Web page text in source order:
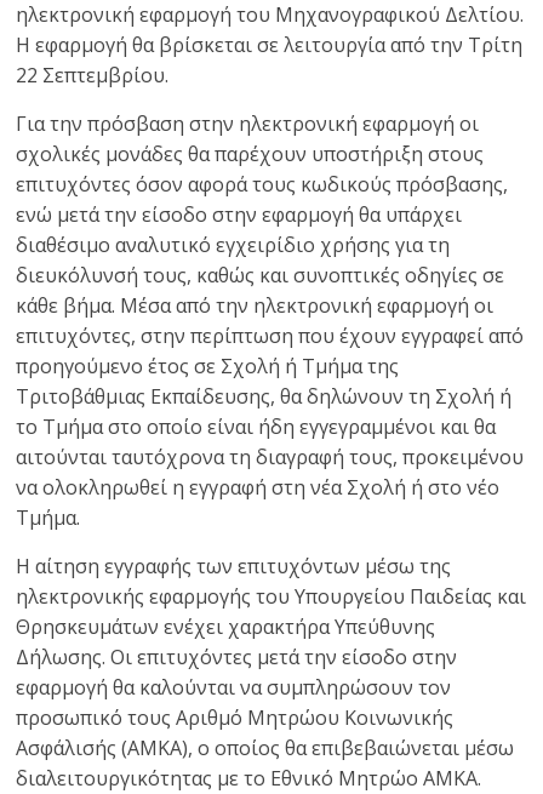
ηλεκτρονική εφαρμογή του Μηχανογραφικού Δελτίου.
Η εφαρμογή θα βρίσκεται σε λειτουργία από την Τρίτη
22 Σεπτεμβρίου.
Για την πρόσβαση στην ηλεκτρονική εφαρμογή οι
σχολικές μονάδες θα παρέχουν υποστήριξη στους
επιτυχόντες όσον αφορά τους κωδικούς πρόσβασης,
ενώ μετά την είσοδο στην εφαρμογή θα υπάρχει
διαθέσιμο αναλυτικό εγχειρίδιο χρήσης για τη
διευκόλυνσή τους, καθώς και συνοπτικές οδηγίες σε
κάθε βήμα. Μέσα από την ηλεκτρονική εφαρμογή οι
επιτυχόντες, στην περίπτωση που έχουν εγγραφεί από
προηγούμενο έτος σε Σχολή ή Τμήμα της
Τριτοβάθμιας Εκπαίδευσης, θα δηλώνουν τη Σχολή ή
το Τμήμα στο οποίο είναι ήδη εγγεγραμμένοι και θα
αιτούνται ταυτόχρονα τη διαγραφή τους, προκειμένου
να ολοκληρωθεί η εγγραφή στη νέα Σχολή ή στο νέο
Τμήμα.
Η αίτηση εγγραφής των επιτυχόντων μέσω της
ηλεκτρονικής εφαρμογής του Υπουργείου Παιδείας και
Θρησκευμάτων ενέχει χαρακτήρα Υπεύθυνης
Δήλωσης. Οι επιτυχόντες μετά την είσοδο στην
εφαρμογή θα καλούνται να συμπληρώσουν τον
προσωπικό τους Αριθμό Μητρώου Κοινωνικής
Ασφάλισής (ΑΜΚΑ), ο οποίος θα επιβεβαιώνεται μέσω
διαλειτουργικότητας με το Εθνικό Μητρώο ΑΜΚΑ.